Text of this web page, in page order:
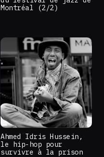
Montréal (2/2)
Ahmed Idris Hussein,
le hip-hop pour
survivre à la prison